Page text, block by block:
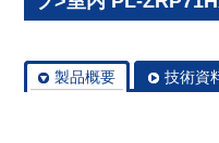
製品概要 技術資